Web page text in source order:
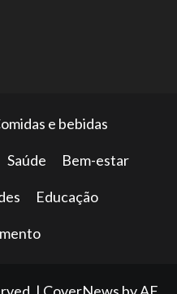
e bebidas
Saúde Bem-estar
Educação